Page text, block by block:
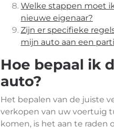
Welke stappen moet
nieuwe eigenaar?
Zijn er specifieke
mijn auto aan een
Hoe bepaal ik
auto?
Het bepalen van de juiste
verkopen van uw voertuig
komen, is het aan te raden